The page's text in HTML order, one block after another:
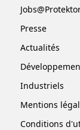
Presse
Actualités
Industriels
Mentions
Conditions